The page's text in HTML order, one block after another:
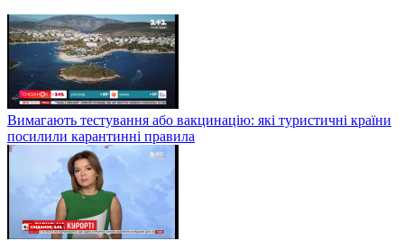
Вимагають тестування або вакцинацію: які туристичні країни
посилили карантинні правила